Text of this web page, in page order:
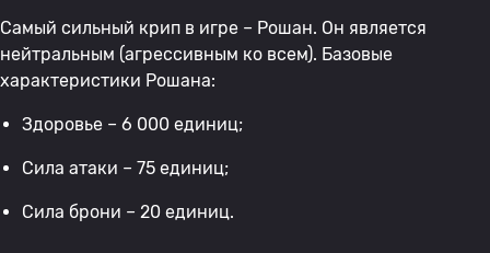
Самый сильный крип в игре – Рошан. Он является
нейтральным (агрессивным ко всем). Базовые
характеристики Рошана:
Здоровье – 6 000 единиц;
Сила атаки – 75 единиц;
Сила брони – 20 единиц.